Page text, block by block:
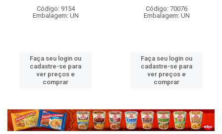
Código: 9154
Embalagem: UN
Faça seu login ou
cadastre-se para
ver preços e
comprar
Código: 70076
Embalagem: UN
Faça seu login ou
cadastre-se para
ver preços e
comprar